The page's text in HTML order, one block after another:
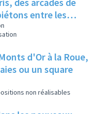
entre les
d'Or à la Roue,
ou un square
non réalisables